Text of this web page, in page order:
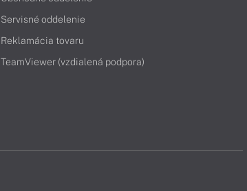
Servisné oddelenie
Reklamácia tovaru
TeamViewer (vzdialená podpora)